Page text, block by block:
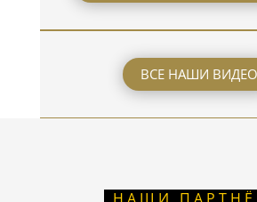
ВСЕ НАШИ ВИДЕО
НАШИ